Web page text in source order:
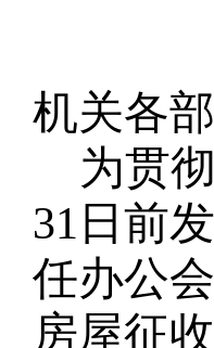
机关各
为贯
31 日前
任办公
房屋征